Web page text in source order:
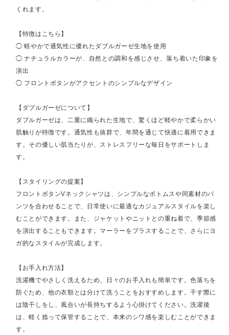
くれます。
【特徴はこちら】
◯ 軽やかで通気性に優れたダブルガーゼ生地を使用
◯ ナチュラルカラーが、自然との調和を感じさせ、落ち着いた印象を
演出
◯ フロントボタンがアクセントのシンプルなデザイン
【ダブルガーゼについて】
ダブルガーゼは、二重に織られた生地で、驚くほど軽やかで柔らかい
肌触りが特徴です。通気性も抜群で、年間を通じて快適に着用できま
す。その優しい肌当たりが、ストレスフリーな毎日をサポートしま
す。
【スタイリングの提案】
フロントボタンVネックシャツは、シンプルなボトムスや同素材のパ
ンツを合わせることで、日常使いに最適なカジュアルスタイルを楽し
むことができます。また、ジャケットやニットとの重ね着で、季節感
を演出することもできます。マーラーをプラスすることで、さらにヨ
ガ的なスタイルが完成します。
【お手入れ方法】
洗濯機でやさしく洗えるため、日々のお手入れも簡単です。色落ちを
防ぐため、他の衣類とは分けて洗うことをおすすめします。干す際に
は陰干しをし、風合いが長持ちするよう心掛けてください。洗濯後
は、軽く捻って保管することで、本来のシワ感を楽しむことができま
す。